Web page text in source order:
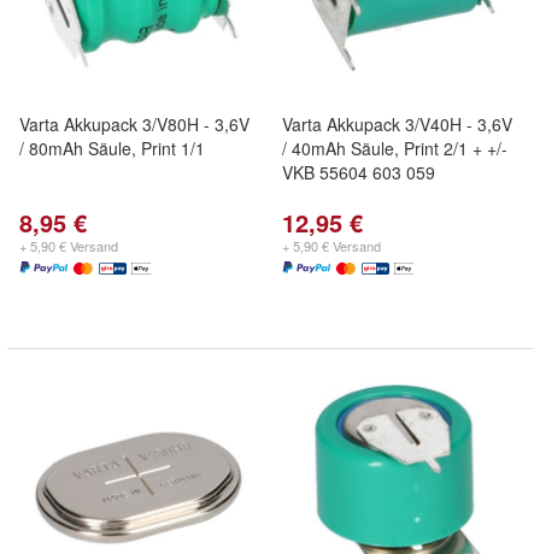
Varta Akkupack 3/V80H - 3,6V
/ 80mAh Säule, Print 1/1
8,95 €
+ 5,90 € Versand
Varta Akkupack 3/V40H - 3,6V
/ 40mAh Säule, Print 2/1 + +/-
VKB 55604 603 059
12,95 €
+ 5,90 € Versand